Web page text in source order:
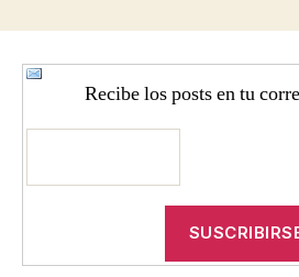
Recibe los posts en tu